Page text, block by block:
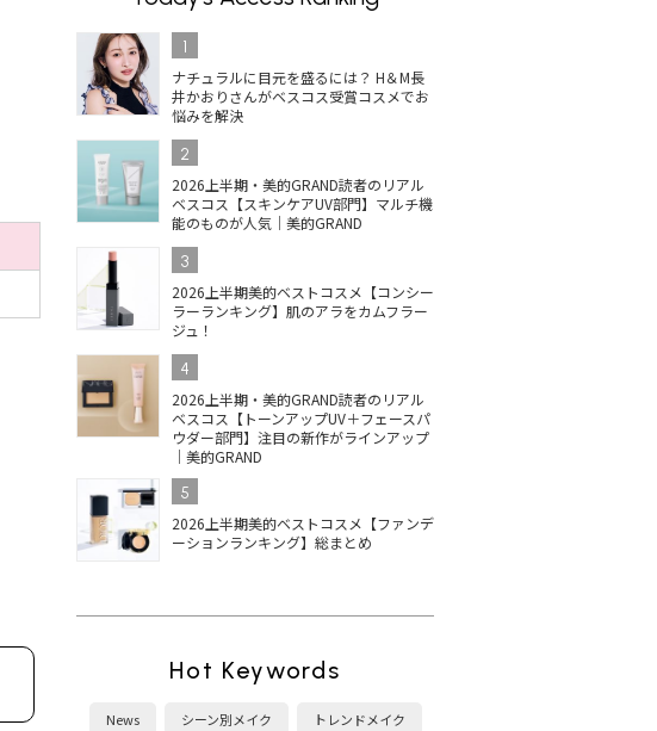
1
ナチュラルに目元を盛るには？ H＆M長
井かおりさんがベスコス受賞コスメでお
悩みを解決
2
2026上半期・美的GRAND読者のリアル
ベスコス【スキンケアUV部門】マルチ機
能のものが人気｜美的GRAND
3
2026上半期美的ベストコスメ【コンシー
ラーランキング】肌のアラをカムフラー
ジュ！
4
2026上半期・美的GRAND読者のリアル
ベスコス【トーンアップUV＋フェースパ
ウダー部門】注目の新作がラインアップ
｜美的GRAND
5
2026上半期美的ベストコスメ【ファンデ
ーションランキング】総まとめ
Hot Keywords
News シーン別メイク トレンドメイク